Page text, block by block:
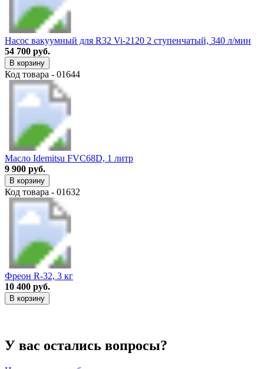
Насос вакуумный для R32 Vi-2120 2 ступенчатый, 340 л/мин
54 700 руб.
В корзину
Код товара - 01644
Масло Idemitsu FVC68D, 1 литр
9 900 руб.
В корзину
Код товара - 01632
Фреон R-32, 3 кг
10 400 руб.
В корзину
У вас остались вопросы?